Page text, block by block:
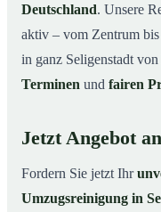
Deutschland. Unsere
aktiv – vom Zentrum
in ganz Seligenstadt von
Terminen und fairen
Jetzt Angebot
Fordern Sie jetzt Ihr
Umzugsreinigung in